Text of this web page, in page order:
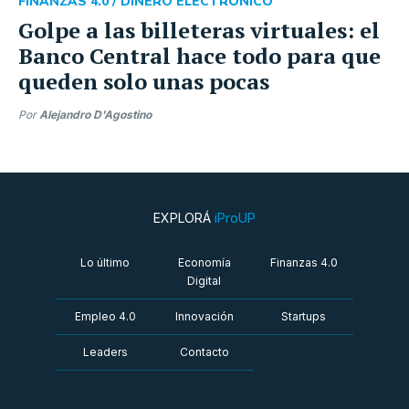
Golpe a las billeteras virtuales: el
Banco Central hace todo para que
queden solo unas pocas
PorAlejandro D'Agostino
EXPLORÁ iProUP
Lo último
Economía
Digital
Finanzas 4.0
Empleo 4.0 Innovación Startups
Leaders Contacto